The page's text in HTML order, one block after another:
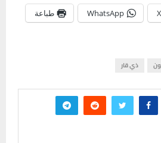
X
WhatsApp طباعة
ذي قار